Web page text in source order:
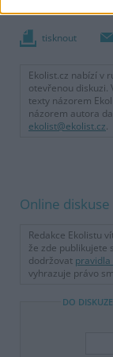
tisknout
Ekolist.cz nabízí v
otevřenou diskuzi.
texty názorem
názorem autora
ekolist@ekolist.cz.
Online diskuse
Redakce Ekolistu
že zde publikujete
dodržovat pravidla
vyhrazuje právo
DO